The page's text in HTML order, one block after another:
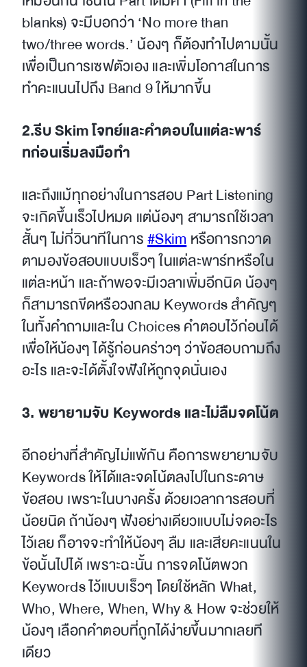
blanks) จะมีบอกว่า ‘No more than
two/three words.’ น้องๆ ก็ต้องทำไปตามนั้น
เพื่อเป็นการเซฟตัวเอง และเพิ่มโอกาสในการ
ทำคะแนนไปถึง Band 9 ให้มากขึ้น
2.รีบ Skim โจทย์และคำตอบในแต่ละพาร์
ทก่อนเริ่มลงมือทำ
และถึงแม้ทุกอย่างในการสอบ Part Listening
จะเกิดขึ้นเร็วไปหมด แต่น้องๆ สามารถใช้เวลา
สั้นๆ ไม่กี่วินาทีในการ#Skimหรือการกวาด
ตามองข้อสอบแบบเร็วๆ ในแต่ละพาร์ทหรือใน
แต่ละหน้า และถ้าพอจะมีเวลาเพิ่มอีกนิด น้องๆ
ก็สามารถขีดหรือวงกลม Keywords สำคัญๆ
ในทั้งคำถามและใน Choices คำตอบไว้ก่อนได้
เพื่อให้น้องๆ ได้รู้ก่อนคร่าวๆ ว่าข้อสอบถามถึง
อะไร และจะได้ตั้งใจฟังให้ถูกจุดนั่นเอง
3. พยายามจับ Keywords และไม่ลืมจดโน้ต
อีกอย่างที่สำคัญไม่แพ้กัน คือการพยายามจับ
Keywords ให้ได้และจดโน้ตลงไปในกระดาษ
ข้อสอบ เพราะในบางครั้ง ด้วยเวลาการสอบที่
น้อยนิด ถ้าน้องๆ ฟังอย่างเดียวแบบไม่จดอะไร
ไว้เลย ก็อาจจะทำให้น้องๆ ลืม และเสียคะแนนใน
ข้อนั้นไปได้ เพราะฉะนั้น การจดโน้ตพวก
Keywords ไว้แบบเร็วๆ โดยใช้หลัก What,
Who, Where, When, Why & How จะช่วยให้
น้องๆ เลือกคำตอบที่ถูกได้ง่ายขึ้นมากเลยที
เดียว